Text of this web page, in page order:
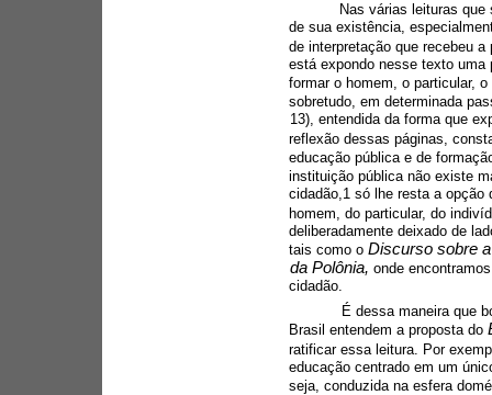
Nas várias leituras
de sua existência,
de interpretação que recebeu
está expondo nesse texto uma
formar o homem, o particular,
sobretudo, em determinada
13), entendida da forma que
reflexão dessas páginas,
educação pública e de
instituição pública não existe
cidadão,1 só lhe resta a opção
homem, do particular, do
deliberadamente deixado de
tais como o Discurso sobre
da Polônia, onde
cidadão.
É dessa maneira que
Brasil entendem a proposta do
ratificar essa leitura. Por
educação centrado em um
seja, conduzida na esfera